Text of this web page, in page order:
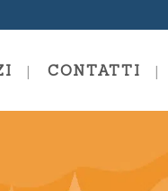
E
CONTATTI